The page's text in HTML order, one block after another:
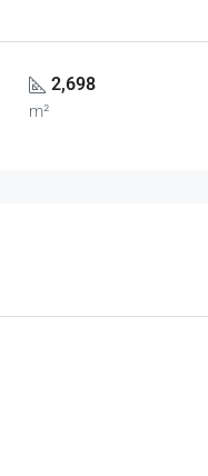
2,698
m²